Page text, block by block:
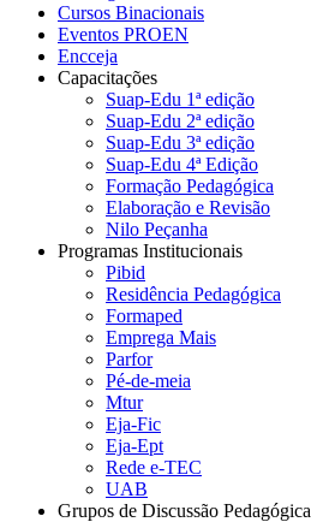
Cursos Binacionais
Eventos PROEN
Encceja
Capacitações
Suap-Edu 1ª edição
Suap-Edu 2ª edição
Suap-Edu 3ª edição
Suap-Edu 4ª Edição
Formação Pedagógica
Elaboração e Revisão
Nilo Peçanha
Programas Institucionais
Pibid
Residência Pedagógica
Formaped
Emprega Mais
Parfor
Pé-de-meia
Mtur
Eja-Fic
Eja-Ept
Rede e-TEC
UAB
Grupos de Discussão Pedagógica